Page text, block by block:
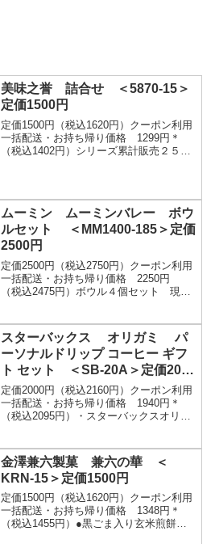
美味之誉 詰合せ ＜5870-15＞
定価1500円
定価1500円（税込1620円）クーポン利用
一括配送・お持ち帰り価格 1299円＊
（税込1402円）シリーズ累計販売２５０
ムーミン ムーミンバレー ボウ
ルセット ＜MM1400-185＞定価
2500円
定価2500円（税込2750円）クーポン利用
一括配送・お持ち帰り価格 2250円
（税込2475円）ボウル４個セット 現品
４５...
スターバックス オリガミ パ
ーソナルドリップ コーヒー ギフ
ト セット ＜SB-20A＞定価2000
円
定価2000円（税込2160円）クーポン利用
一括配送・お持ち帰り価格 1940円＊
（税込2095円）・スターバックスオリガ
ロ...
金澤兼六製菓 兼六の華 ＜
KRN-15＞定価1500円
定価1500円（税込1620円）クーポン利用
一括配送・お持ち帰り価格 1348円＊
（税込1455円）●黒ごま入り玄米煎餅・